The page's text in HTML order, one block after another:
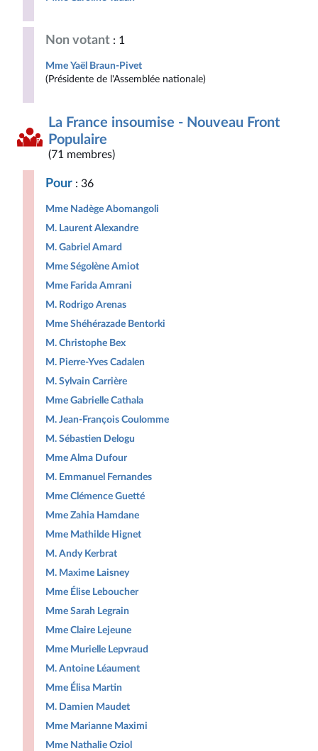
Non votant : 1
Mme Yaël Braun-Pivet
(Présidente de l'Assemblée nationale)
La France insoumise - Nouveau Front
Populaire
(71 membres)
Pour : 36
Mme Nadège Abomangoli
M. Laurent Alexandre
M. Gabriel Amard
Mme Ségolène Amiot
Mme Farida Amrani
M. Rodrigo Arenas
Mme Shéhérazade Bentorki
M. Christophe Bex
M. Pierre-Yves Cadalen
M. Sylvain Carrière
Mme Gabrielle Cathala
M. Jean-François Coulomme
M. Sébastien Delogu
Mme Alma Dufour
M. Emmanuel Fernandes
Mme Clémence Guetté
Mme Zahia Hamdane
Mme Mathilde Hignet
M. Andy Kerbrat
M. Maxime Laisney
Mme Élise Leboucher
Mme Sarah Legrain
Mme Claire Lejeune
Mme Murielle Lepvraud
M. Antoine Léaument
Mme Élisa Martin
M. Damien Maudet
Mme Marianne Maximi
Mme Nathalie Oziol